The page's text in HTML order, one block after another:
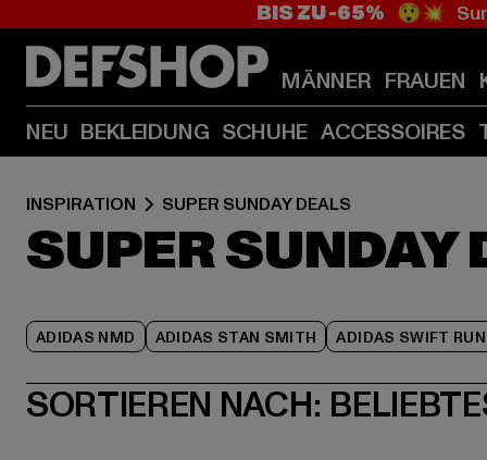
BIS ZU -65% 😲💥
MÄNNER FRAUEN
NEU BEKLEIDUNG SCHUHE ACCESSOIRES
INSPIRATION SUPER SUNDAY DEALS
SUPER SUNDAY
ADIDAS NMD ADIDAS STAN SMITH ADIDAS SWIFT RUN
SORTIEREN NACH: